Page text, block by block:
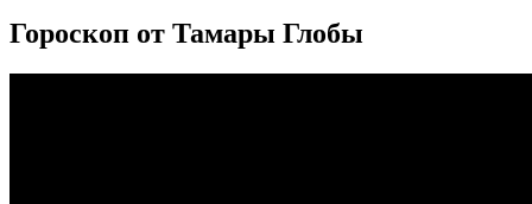
Гороскоп от Тамары Глобы